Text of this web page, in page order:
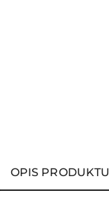
OPIS PRODUKTU